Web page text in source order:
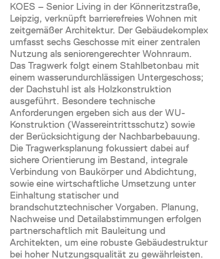
KOES – Senior Living in der Könneritzstraße,
Leipzig, verknüpft barrierefreies Wohnen mit
zeitgemäßer Architektur. Der Gebäudekomplex
umfasst sechs Geschosse mit einer zentralen
Nutzung als seniorengerechter Wohnraum.
Das Tragwerk folgt einem Stahlbetonbau mit
einem wasserundurchlässigen Untergeschoss;
der Dachstuhl ist als Holzkonstruktion
ausgeführt. Besondere technische
Anforderungen ergeben sich aus der WU-
Konstruktion (Wassereintrittsschutz) sowie
der Berücksichtigung der Nachbarbebauung.
Die Tragwerksplanung fokussiert dabei auf
sichere Orientierung im Bestand, integrale
Verbindung von Baukörper und Abdichtung,
sowie eine wirtschaftliche Umsetzung unter
Einhaltung statischer und
brandschutztechnischer Vorgaben. Planung,
Nachweise und Detailabstimmungen erfolgen
partnerschaftlich mit Bauleitung und
Architekten, um eine robuste Gebäudestruktur
bei hoher Nutzungsqualität zu gewährleisten.